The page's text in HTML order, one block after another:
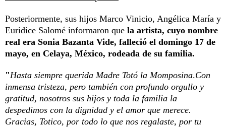
Posteriormente, sus hijos Marco Vinicio, Angélica María y
Euridice Salomé informaron que la artista, cuyo nombre
real era Sonia Bazanta Vide, falleció el domingo 17 de
mayo, en Celaya, México, rodeada de su familia.
"Hasta siempre querida Madre Totó la Momposina.Con
inmensa tristeza, pero también con profundo orgullo y
gratitud, nosotros sus hijos y toda la familia la
despedimos con la dignidad y el amor que merece.
Gracias, Totico, por todo lo que nos regalaste, por tu